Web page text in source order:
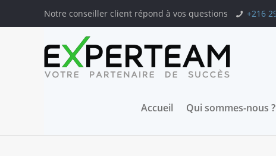
Notre conseiller client répond à vos questions +216
Accueil Qui sommes-nous ?